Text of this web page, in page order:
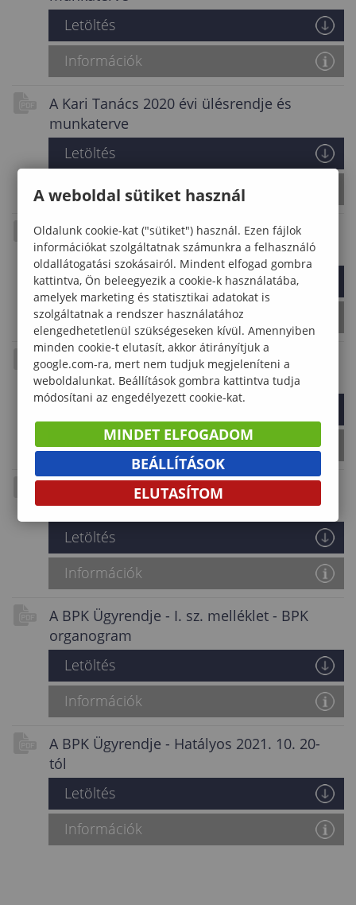
Letöltés
Információk
A Kari Tanács 2020 évi ülésrendje és
munkaterve
Letöltés
Információk
A Kari Tanács 2021 évi ülésrendje és
munkaterve
Letöltés
Információk
Egyéni védőeszköz juttatási rendje 2022 01
01
Információk
Adatvédelmi Tájékoztató - Rendezvénnyel
kapcsolatos adatkezelés
Letöltés
Információk
A BPK Ügyrendje - I. sz. melléklet - BPK
organogram
Letöltés
Információk
A BPK Ügyrendje - Hatályos 2021. 10. 20-
tól
Letöltés
Információk
A weboldal sütiket használ
Oldalunk cookie-kat ("sütiket") használ. Ezen fájlok
információkat szolgáltatnak számunkra a felhasználó
oldallátogatási szokásairól. Mindent elfogad gombra
kattintva, Ön beleegyezik a cookie-k használatába,
amelyek marketing és statisztikai adatokat is
szolgáltatnak a rendszer használatához
elengedhetetlenül szükségeseken kívül. Amennyiben
minden cookie-t elutasít, akkor átirányítjuk a
google.com-ra, mert nem tudjuk megjeleníteni a
weboldalunkat. Beállítások gombra kattintva tudja
módosítani az engedélyezett cookie-kat.
MINDET ELFOGADOM
BEÁLLÍTÁSOK
ELUTASÍTOM